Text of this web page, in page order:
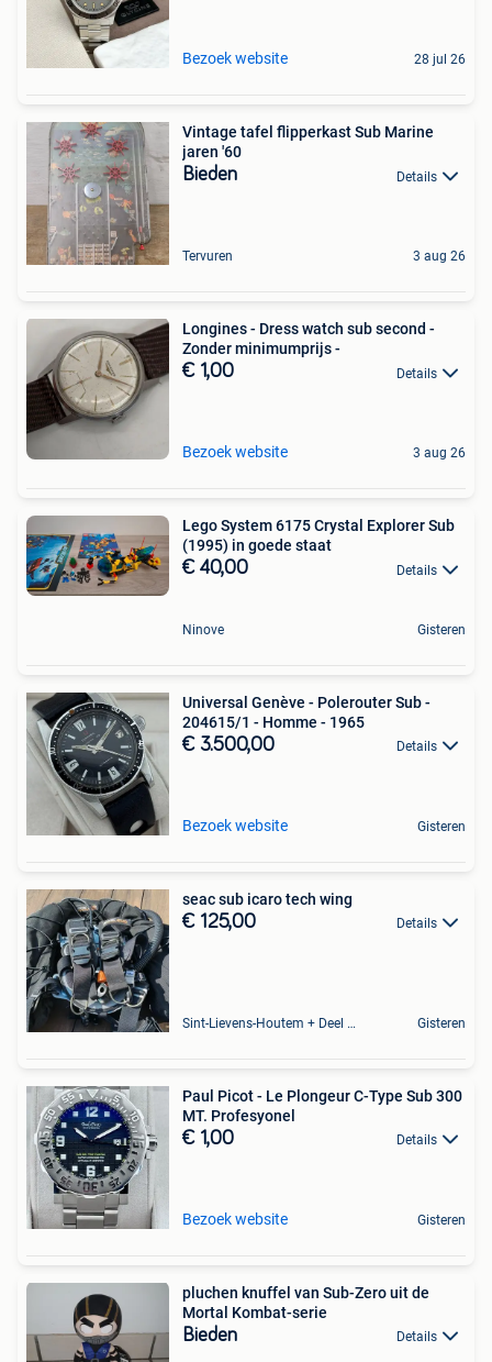
Bezoek website 28 jul 26
Vintage tafel flipperkast Sub Marine
jaren '60
Bieden Details
Tervuren 3 aug 26
Longines - Dress watch sub second -
Zonder minimumprijs -
€ 1,00 Details
Bezoek website 3 aug 26
Lego System 6175 Crystal Explorer Sub
(1995) in goede staat
€ 40,00 Details
Ninove Gisteren
Universal Genève - Polerouter Sub -
204615/1 - Homme - 1965
€ 3.500,00 Details
Bezoek website Gisteren
seac sub icaro tech wing
€ 125,00 Details
Sint-Lievens-Houtem + Deel Oombergen Gisteren
Paul Picot - Le Plongeur C-Type Sub 300
MT. Profesyonel
€ 1,00 Details
Bezoek website Gisteren
pluchen knuffel van Sub-Zero uit de
Mortal Kombat-serie
Bieden Details